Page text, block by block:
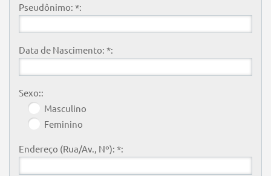
Pseudônimo: *:
Data de Nascimento: *:
Sexo::
Masculino
Feminino
Endereço (Rua/Av., Nº): *: